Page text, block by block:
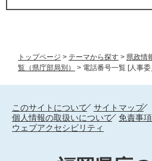
トップページ > テーマから探す > 県政情
覧（県庁部局別）
> 電話番号一覧 [人事
このサイトについて
サイトマップ
個人情報の取扱いについて
免責事
ウェブアクセシビリティ